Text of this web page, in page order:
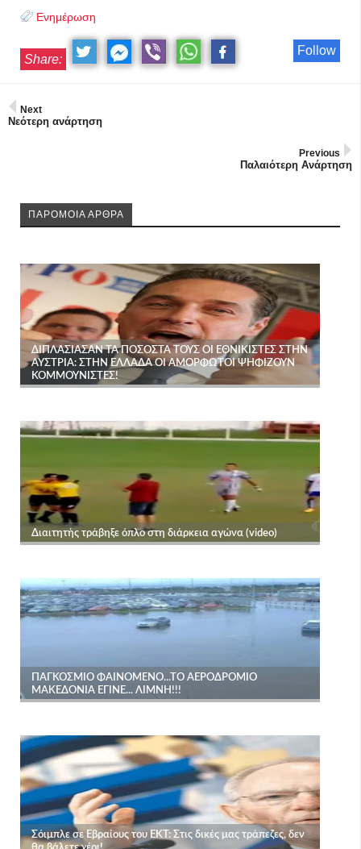
Ενημέρωση
Follow
Share:
Next
Νεότερη ανάρτηση
Previous
Παλαιότερη Ανάρτηση
ΠΑΡΟΜΟΙΑ ΑΡΘΡΑ